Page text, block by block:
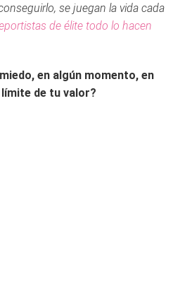
se juegan la vida cada
de élite todo lo hacen
en algún momento, en
de tu valor?